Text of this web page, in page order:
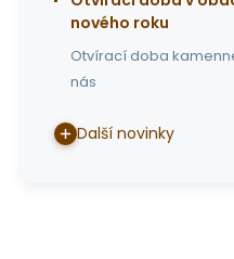
nového roku
Otvírací doba
nás
Další novinky